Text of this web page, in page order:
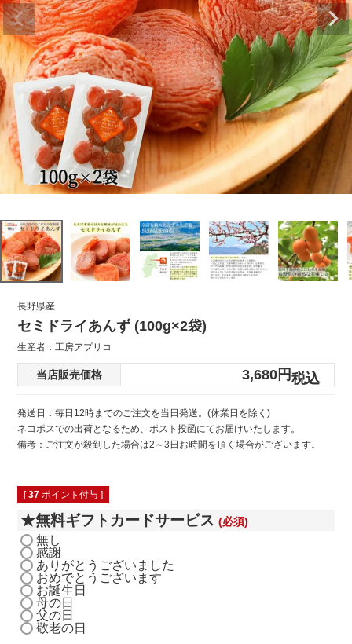
長野県産
セミドライあんず (100g×2袋)
生産者：工房アプリコ
当店販売価格 3,680 税込
発送日：毎日12時までのご注文を当日発送。(休業日を除く)
ネコポスでの出荷となるため、ポスト投函にてお届けいたします。
備考：ご注文が殺到した場合は2～3日お時間を頂く場合がございます。
[ 37 ポイント付与 ]
★無料ギフトカードサービス(必須)
無し
感謝
ありがとうございました
おめでとうございます
お誕生日
母の日
父の日
敬老の日